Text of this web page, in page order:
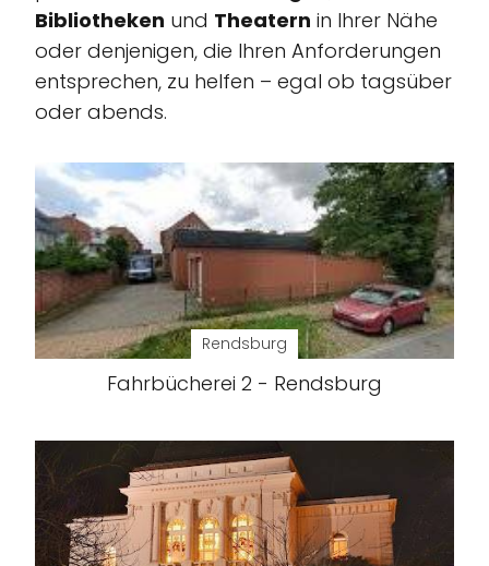
Bibliotheken und Theatern in Ihrer Nähe
oder denjenigen, die Ihren Anforderungen
entsprechen, zu helfen – egal ob tagsüber
oder abends.
Rendsburg
Fahrbücherei 2 - Rendsburg